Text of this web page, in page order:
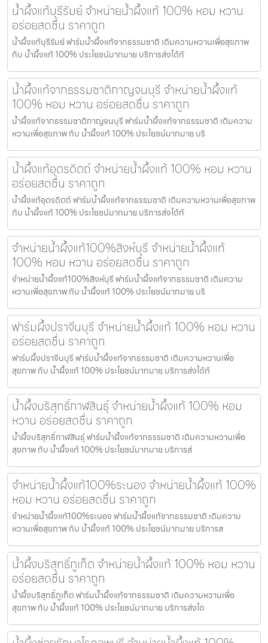
น้ำผึ้งแท้บุรีรัมย์ จำหน่ายน้ำผึ้งแท้ 100% หอม หวาน
อร่อยสดชื่น ราคาถูก
น้ำผึ้งแท้บุรีรัมย์ ฟาร์มน้ำผึ้งแท้จากธรรมชาติ เติมความหวานเพื่อสุขภาพ
กับ น้ำผึ้งแท้ 100% ประโยชน์มากมาย บริการส่งได้ทั
น้ำผึ้งแท้จากธรรมชาติกาญจนบุรี จำหน่ายน้ำผึ้งแท้
100% หอม หวาน อร่อยสดชื่น ราคาถูก
น้ำผึ้งแท้จากธรรมชาติกาญจนบุรี ฟาร์มน้ำผึ้งแท้จากธรรมชาติ เติมความ
หวานเพื่อสุขภาพ กับ น้ำผึ้งแท้ 100% ประโยชน์มากมาย บริ
น้ำผึ้งแท้อุตรดิตถ์ จำหน่ายน้ำผึ้งแท้ 100% หอม หวาน
อร่อยสดชื่น ราคาถูก
น้ำผึ้งแท้อุตรดิตถ์ ฟาร์มน้ำผึ้งแท้จากธรรมชาติ เติมความหวานเพื่อสุขภาพ
กับ น้ำผึ้งแท้ 100% ประโยชน์มากมาย บริการส่งได้ทั
จำหน่ายน้ำผึ้งแท้100%สิงห์บุรี จำหน่ายน้ำผึ้งแท้
100% หอม หวาน อร่อยสดชื่น ราคาถูก
จำหน่ายน้ำผึ้งแท้100%สิงห์บุรี ฟาร์มน้ำผึ้งแท้จากธรรมชาติ เติมความ
หวานเพื่อสุขภาพ กับ น้ำผึ้งแท้ 100% ประโยชน์มากมาย บริ
ฟาร์มผึ้งปราจีนบุรี จำหน่ายน้ำผึ้งแท้ 100% หอม หวาน
อร่อยสดชื่น ราคาถูก
ฟาร์มผึ้งปราจีนบุรี ฟาร์มน้ำผึ้งแท้จากธรรมชาติ เติมความหวานเพื่อ
สุขภาพ กับ น้ำผึ้งแท้ 100% ประโยชน์มากมาย บริการส่งได้ทั
น้ำผึ้งบริสุทธิ์กาฬสินธุ์ จำหน่ายน้ำผึ้งแท้ 100% หอม
หวาน อร่อยสดชื่น ราคาถูก
น้ำผึ้งบริสุทธิ์กาฬสินธุ์ ฟาร์มน้ำผึ้งแท้จากธรรมชาติ เติมความหวานเพื่อ
สุขภาพ กับ น้ำผึ้งแท้ 100% ประโยชน์มากมาย บริการส่
จำหน่ายน้ำผึ้งแท้100%ระนอง จำหน่ายน้ำผึ้งแท้ 100%
หอม หวาน อร่อยสดชื่น ราคาถูก
จำหน่ายน้ำผึ้งแท้100%ระนอง ฟาร์มน้ำผึ้งแท้จากธรรมชาติ เติมความ
หวานเพื่อสุขภาพ กับ น้ำผึ้งแท้ 100% ประโยชน์มากมาย บริการส
น้ำผึ้งบริสุทธิ์ภูเก็ต จำหน่ายน้ำผึ้งแท้ 100% หอม หวาน
อร่อยสดชื่น ราคาถูก
น้ำผึ้งบริสุทธิ์ภูเก็ต ฟาร์มน้ำผึ้งแท้จากธรรมชาติ เติมความหวานเพื่อ
สุขภาพ กับ น้ำผึ้งแท้ 100% ประโยชน์มากมาย บริการส่งได